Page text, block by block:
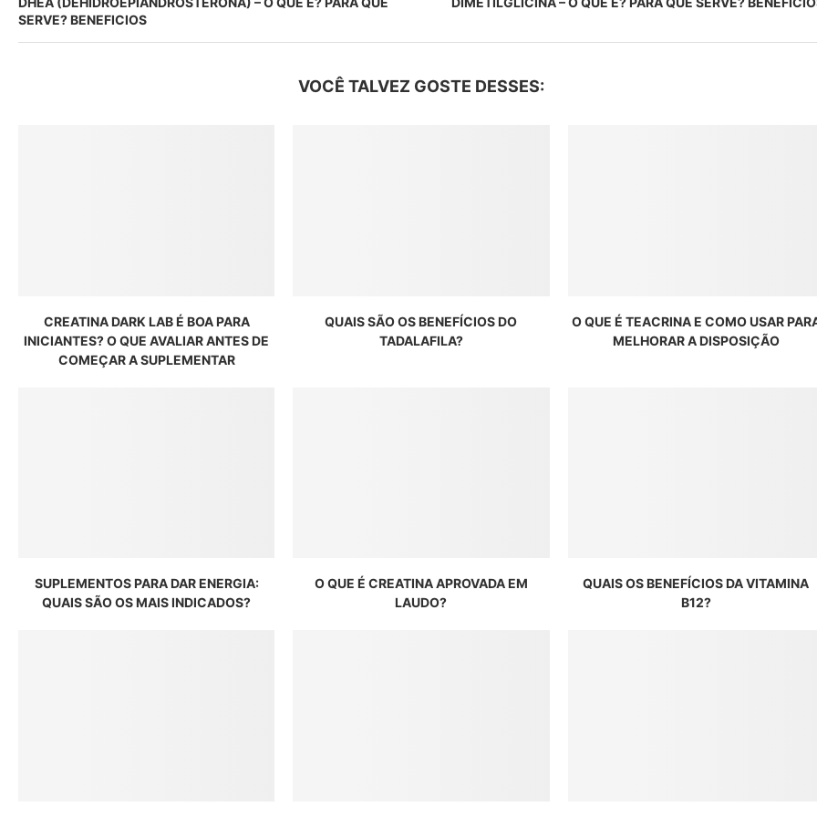
SERVE? BENEFICIOS
VOCÊ TALVEZ GOSTE DESSES:
CREATINA DARK LAB É BOA PARA
INICIANTES? O QUE AVALIAR ANTES DE
COMEÇAR A SUPLEMENTAR
QUAIS SÃO OS BENEFÍCIOS DO
TADALAFILA?
O QUE É TEACRINA E COMO USAR
MELHORAR A DISPOSIÇÃO
SUPLEMENTOS PARA DAR ENERGIA:
QUAIS SÃO OS MAIS INDICADOS?
O QUE É CREATINA APROVADA EM
LAUDO?
QUAIS OS BENEFÍCIOS DA VITAMINA
B12?